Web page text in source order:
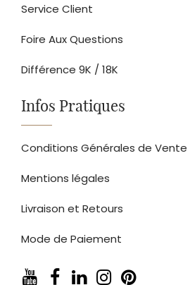
Service Client
Foire Aux Questions
Différence 9K / 18K
Infos Pratiques
Conditions Générales de Vente
Mentions légales
Livraison et Retours
Mode de Paiement